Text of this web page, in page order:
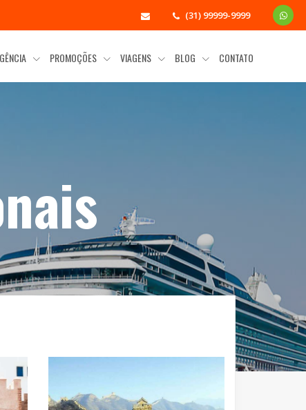
(31) 99999-9999
PROMOÇÕES VIAGENS BLOG CONTATO